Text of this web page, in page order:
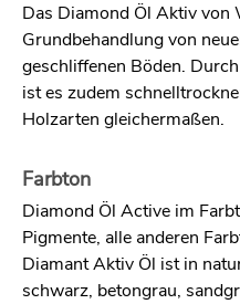
Das Diamond Öl Aktiv von
Grundbehandlung von
geschliffenen Böden.
ist es zudem
Holzarten gleichermaßen.
Farbton
Diamond Öl Active im
Pigmente, alle anderen
Diamant Aktiv Öl ist in
schwarz, betongrau,